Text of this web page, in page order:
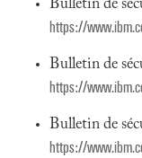
Bulletin de
https://
Bulletin de
https://
Bulletin de
https://